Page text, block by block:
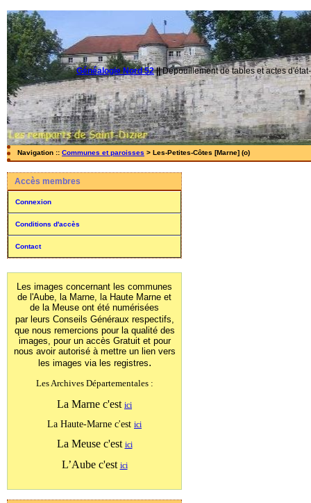
Généalogie Nord 52||Dépouillement de tables et actes
Navigation :: Communes et paroisses > Les-Petites-Côtes [Marne] (o)
Accès membres
Connexion
Conditions d'accès
Contact
Les images concernant les communes
de l'Aube, la Marne, la Haute Marne et
de la Meuse ont été numérisées
par leurs Conseils Généraux respectifs,
que nous remercions pour la qualité des
images, pour un accès Gratuit et pour
nous avoir autorisé à mettre un lien vers
les images via les registres.
Les Archives Départementales :
La Marne c'est ici
La Haute-Marne c'est ici
La Meuse c'est ici
L’Aube c'est ici